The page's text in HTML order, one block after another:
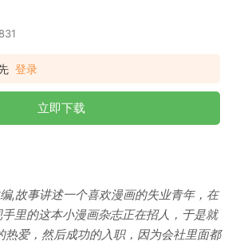
831
登录
立即下载
,故事讲述一个喜欢漫画的失业青年，在
里的这本小漫画杂志正在招人，于是就
热爱，然后成功的入职，因为会社里面都